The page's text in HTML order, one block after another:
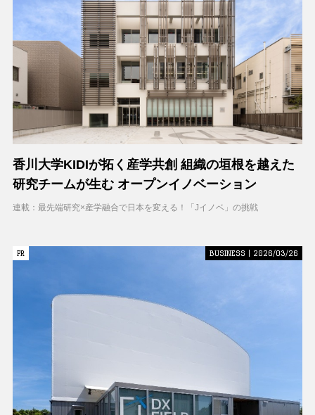
香川大学KIDIが拓く産学共創 組織の垣根を越えた
研究チームが生む オープンイノベーション
連載：最先端研究×産学融合で日本を変える！「Jイノベ」の挑戦
PR
PR BUSINESS | 2026/03/26